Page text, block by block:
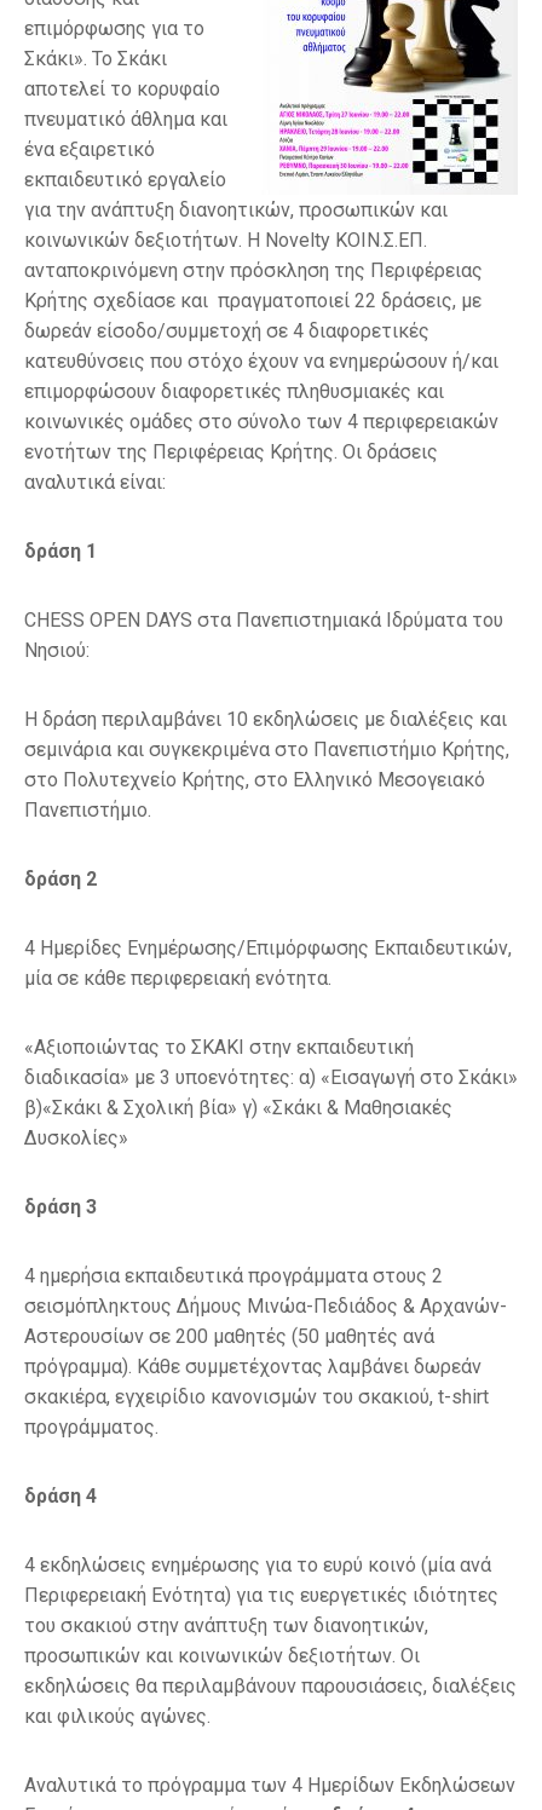
επιμόρφωσης για το
Σκάκι». Το Σκάκι
αποτελεί το κορυφαίο
πνευματικό άθλημα και
ένα εξαιρετικό
εκπαιδευτικό εργαλείο
για την ανάπτυξη διανοητικών, προσωπικών και
κοινωνικών δεξιοτήτων. Η Novelty ΚΟΙΝ.Σ.ΕΠ.
ανταποκρινόμενη στην πρόσκληση της Περιφέρειας
Κρήτης σχεδίασε και πραγματοποιεί 22 δράσεις, με
δωρεάν είσοδο/συμμετοχή σε 4 διαφορετικές
κατευθύνσεις που στόχο έχουν να ενημερώσουν ή/και
επιμορφώσουν διαφορετικές πληθυσμιακές και
κοινωνικές ομάδες στο σύνολο των 4 περιφερειακών
ενοτήτων της Περιφέρειας Κρήτης. Οι δράσεις
αναλυτικά είναι:
δράση 1
CHESS OPEN DAYS στα Πανεπιστημιακά Ιδρύματα του
Νησιού:
Η δράση περιλαμβάνει 10 εκδηλώσεις με διαλέξεις και
σεμινάρια και συγκεκριμένα στο Πανεπιστήμιο Κρήτης,
στο Πολυτεχνείο Κρήτης, στο Ελληνικό Μεσογειακό
Πανεπιστήμιο.
δράση 2
4 Ημερίδες Ενημέρωσης/Επιμόρφωσης Εκπαιδευτικών,
μία σε κάθε περιφερειακή ενότητα.
«Αξιοποιώντας το ΣΚΑΚΙ στην εκπαιδευτική
διαδικασία» με 3 υποενότητες: α) «Εισαγωγή στο Σκάκι»
β)«Σκάκι & Σχολική βία» γ) «Σκάκι & Μαθησιακές
Δυσκολίες»
δράση 3
4 ημερήσια εκπαιδευτικά προγράμματα στους 2
σεισμόπληκτους Δήμους Μινώα-Πεδιάδος & Αρχανών-
Αστερουσίων σε 200 μαθητές (50 μαθητές ανά
πρόγραμμα). Κάθε συμμετέχοντας λαμβάνει δωρεάν
σκακιέρα, εγχειρίδιο κανονισμών του σκακιού, t-shirt
προγράμματος.
δράση 4
4 εκδηλώσεις ενημέρωσης για το ευρύ κοινό (μία ανά
Περιφερειακή Ενότητα) για τις ευεργετικές ιδιότητες
του σκακιού στην ανάπτυξη των διανοητικών,
προσωπικών και κοινωνικών δεξιοτήτων. Οι
εκδηλώσεις θα περιλαμβάνουν παρουσιάσεις, διαλέξεις
και φιλικούς αγώνες.
Αναλυτικά το πρόγραμμα των 4 Ημερίδων Εκδηλώσεων